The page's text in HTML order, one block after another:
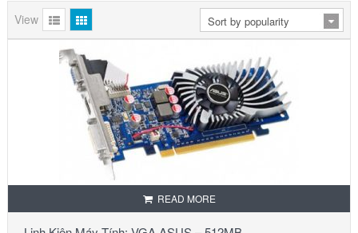
View
READ MORE